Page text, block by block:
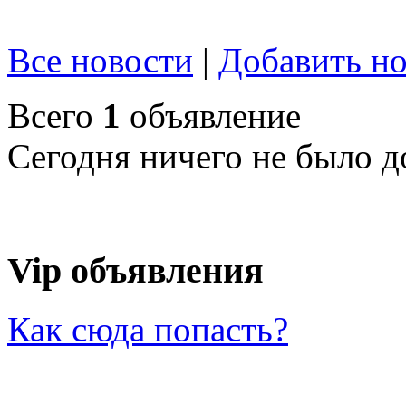
Все новости | Добавить
Всего 1 объявление
Сегодня ничего не было
Vip объявления
Как сюда попасть?